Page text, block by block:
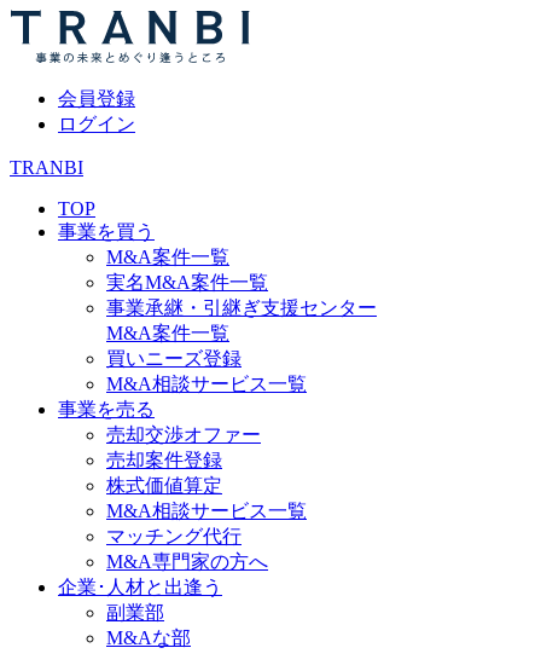
会員登録
ログイン
TRANBI
TOP
事業を買う
M&A案件一覧
実名M&A案件一覧
事業承継・引継ぎ支援センター
M&A案件一覧
買いニーズ登録
M&A相談サービス一覧
事業を売る
売却交渉オファー
売却案件登録
株式価値算定
M&A相談サービス一覧
マッチング代行
M&A専門家の方へ
企業･人材と出逢う
副業部
M&Aな部